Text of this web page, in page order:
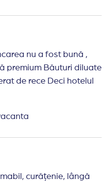
diluate
Deci hotelul
curățenie, lângă